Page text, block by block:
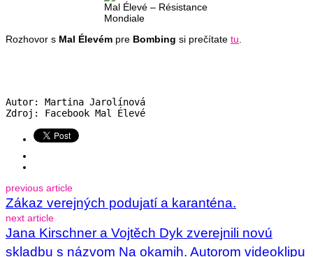
Mal Élevé – Résistance
Mondiale
Rozhovor s Mal Élevém pre Bombing si prečítate tu
Autor: Martina Jarolínová
Zdroj: Facebook Mal Élevé
previous article
Zákaz verejných podujatí a karanténa.
next article
Jana Kirschner a Vojtěch Dyk zverejnili novú
skladbu s názvom Na okamih. Autorom videoklipu